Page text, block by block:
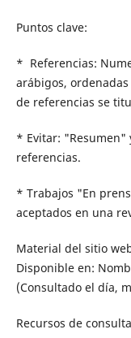
Puntos clave:
* Referencias:
arábigos,
de referencias se
* Evitar: "Resumen"
referencias.
* Trabajos "En
aceptados en una
Material del sitio
Disponible en:
(Consultado el día,
Recursos de